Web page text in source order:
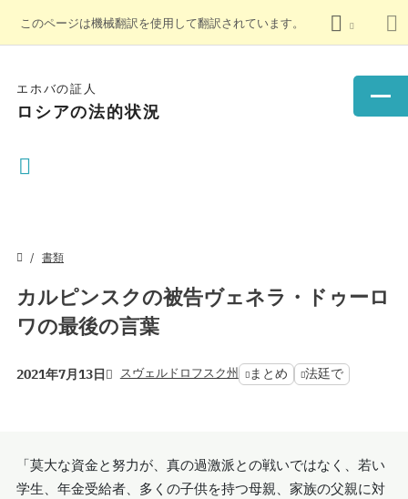
このページは機械翻訳を使用して翻訳されています。
エホバの証人
ロシアの法的状況
書類
カルピンスクの被告ヴェネラ・ドゥーロ
ワの最後の言葉
2021年7月13日 スヴェルドロフスク州 まとめ 法廷で
「莫大な資金と努力が、真の過激派との戦いではなく、若い
学生、年金受給者、多くの子供を持つ母親、家族の父親に対